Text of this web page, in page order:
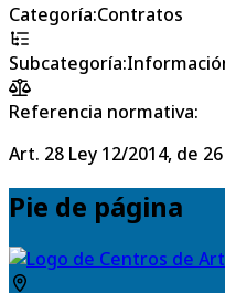
Categoría:Contratos
Subcategoría:
Referencia normativa:
Art. 28 Ley 12/2014, de
Pie de página